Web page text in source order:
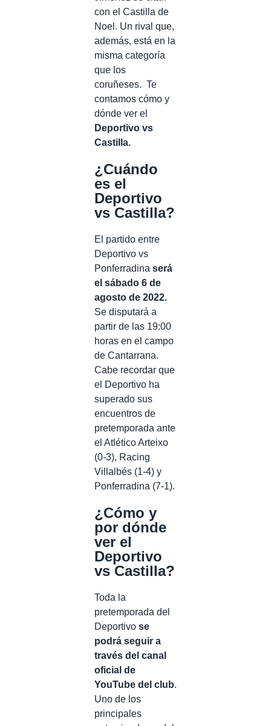
con el Castilla de
Noel. Un rival que,
además, está en la
misma categoría
que los
coruñeses. Te
contamos cómo y
dónde ver el
Deportivo vs
Castilla.
¿Cuándo
es el
Deportivo
vs Castilla?
El partido entre
Deportivo vs
Ponferradina será
el sábado 6 de
agosto de 2022.
Se disputará a
partir de las 19:00
horas en el campo
de Cantarrana.
Cabe recordar que
el Deportivo ha
superado sus
encuentros de
pretemporada ante
el Atlético Arteixo
(0-3), Racing
Villalbés (1-4) y
Ponferradina (7-1).
¿Cómo y
por dónde
ver el
Deportivo
vs Castilla?
Toda la
pretemporada del
Deportivo se
podrá seguir a
través del canal
oficial de
YouTube del club.
Uno de los
principales